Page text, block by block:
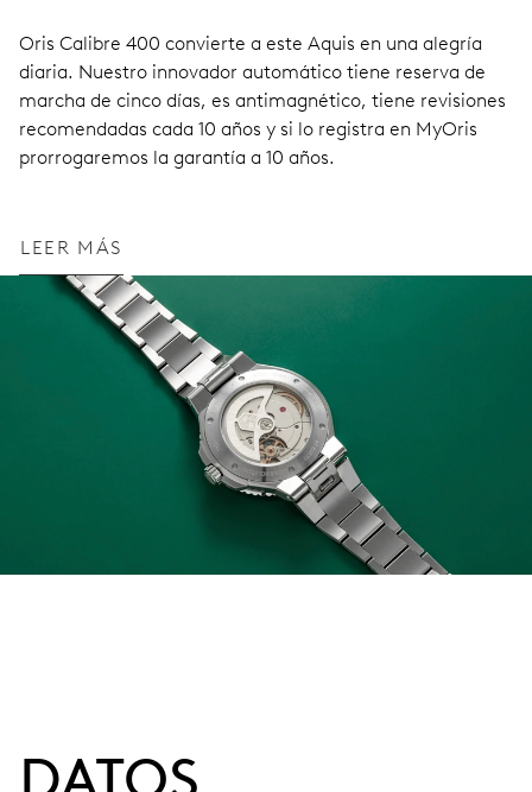
Oris Calibre 400 convierte a este Aquis en una alegría
diaria. Nuestro innovador automático tiene reserva de
marcha de cinco días, es antimagnético, tiene revisiones
recomendadas cada 10 años y si lo registra en MyOris
prorrogaremos la garantía a 10 años.
LEER MÁS